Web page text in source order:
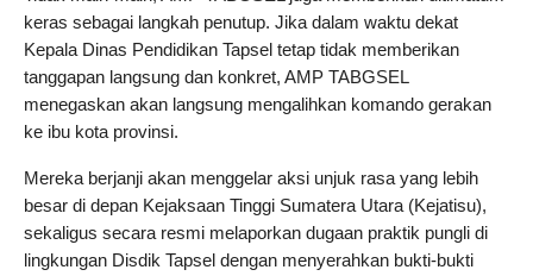
keras sebagai langkah penutup. Jika dalam waktu dekat
Kepala Dinas Pendidikan Tapsel tetap tidak memberikan
tanggapan langsung dan konkret, AMP TABGSEL
menegaskan akan langsung mengalihkan komando gerakan
ke ibu kota provinsi.
Mereka berjanji akan menggelar aksi unjuk rasa yang lebih
besar di depan Kejaksaan Tinggi Sumatera Utara (Kejatisu),
sekaligus secara resmi melaporkan dugaan praktik pungli di
lingkungan Disdik Tapsel dengan menyerahkan bukti-bukti